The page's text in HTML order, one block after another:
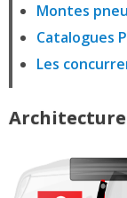
Montes
Catalogues
Les